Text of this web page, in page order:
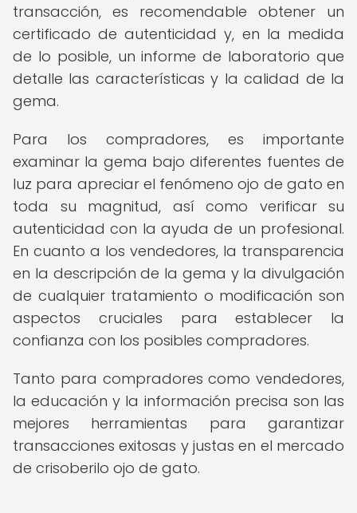
transacción, es recomendable obtener un
certificado de autenticidad y, en la medida
de lo posible, un informe de laboratorio que
detalle las características y la calidad de la
gema.
Para los compradores, es importante
examinar la gema bajo diferentes fuentes de
luz para apreciar el fenómeno ojo de gato en
toda su magnitud, así como verificar su
autenticidad con la ayuda de un profesional.
En cuanto a los vendedores, la transparencia
en la descripción de la gema y la divulgación
de cualquier tratamiento o modificación son
aspectos cruciales para establecer la
confianza con los posibles compradores.
Tanto para compradores como vendedores,
la educación y la información precisa son las
mejores herramientas para garantizar
transacciones exitosas y justas en el mercado
de crisoberilo ojo de gato.